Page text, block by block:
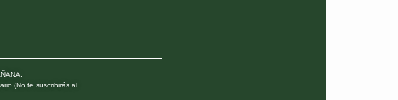
(No te suscribirás al